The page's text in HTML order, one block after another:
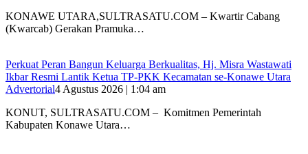
KONAWE UTARA,SULTRASATU.COM – Kwartir Cabang
(Kwarcab) Gerakan Pramuka…
‎Perkuat Peran Bangun Keluarga Berkualitas, Hj. Misra Wastawati
Ikbar Resmi Lantik Ketua TP-PKK Kecamatan se-Konawe Utara
Advertorial4 Agustus 2026 | 1:04 am
‎KONUT, SULTRASATU.COM – Komitmen Pemerintah
Kabupaten Konawe Utara…